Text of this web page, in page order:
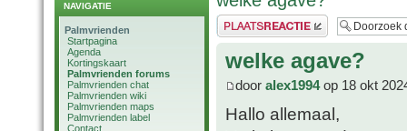
NAVIGATIE
Palmvrienden
Startpagina
Agenda
Kortingskaart
Palmvrienden forums
Palmvrienden chat
Palmvrienden wiki
Palmvrienden maps
Palmvrienden label
Contact
Plaats een reactie
welke agave?
door alex1994op 18 okt
Hallo allemaal,